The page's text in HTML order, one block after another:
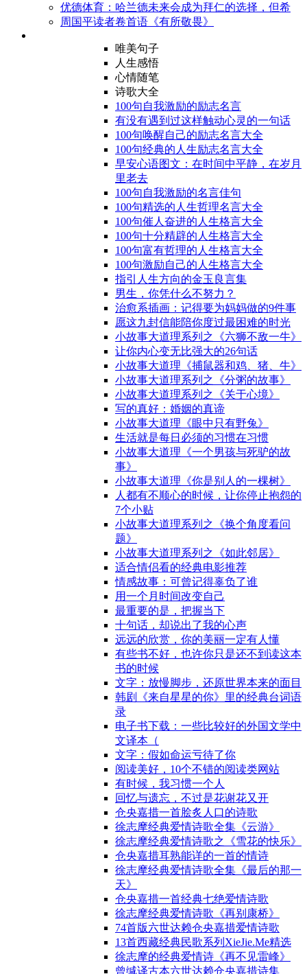
优德体育：哈兰德未来会成为拜仁的选择，但希
周国平读者卷首语《有所敬畏》
唯美句子
人生感悟
心情随笔
诗歌大全
100句自我激励的励志名言
有没有遇到过这样触动心灵的一句话
100句唤醒自己的励志名言大全
100句经典的人生励志名言大全
早安心语图文：在时间中平静，在岁月
里老去
100句自我激励的名言佳句
100句精选的人生哲理名言大全
100句催人奋进的人生格言大全
100句十分精辟的人生格言大全
100句富有哲理的人生格言大全
100句激励自己的人生格言大全
指引人生方向的金玉良言集
男生，你凭什么不努力？
治愈系插画：记得要为妈妈做的9件事
愿这九封信能陪你度过最困难的时光
小故事大道理系列之《六狮不敌一牛》
让你内心变无比强大的26句话
小故事大道理《捕鼠器和鸡、猪、牛》
小故事大道理系列之《分粥的故事》
小故事大道理系列之《关于心境》
写的真好：婚姻的真谛
小故事大道理《眼中只有野兔》
生活就是每日必须的习惯在习惯
小故事大道理《一个男孩与死驴的故
事》
小故事大道理《你是别人的一棵树》
人都有不顺心的时候，让你停止抱怨的
7个小贴
小故事大道理系列之《换个角度看问
题》
小故事大道理系列之《如此邻居》
适合情侣看的经典电影推荐
情感故事：可曾记得辜负了谁
用一个月时间改变自己
最重要的是，把握当下
十句话，却说出了我的心声
远远的欣赏，你的美丽一定有人懂
有些书不好，也许你只是还不到读这本
书的时候
文字：放慢脚步，还原世界本来的面目
韩剧《来自星星的你》里的经典台词语
录
电子书下载：一些比较好的外国文学中
文译本（
文字：假如命运亏待了你
阅读美好，10个不错的阅读类网站
有时候，我习惯一个人
回忆与遗忘，不过是花谢花又开
仓央嘉措一首脍炙人口的诗歌
徐志摩经典爱情诗歌全集《云游》
徐志摩经典爱情诗歌之《雪花的快乐》
仓央嘉措耳熟能详的一首的情诗
徐志摩经典爱情诗歌全集《最后的那一
天》
仓央嘉措一首经典七绝爱情诗歌
徐志摩经典爱情诗歌《再别康桥》
74首版六世达赖仓央嘉措爱情诗歌
13首西藏经典民歌系列XieJie.Me精选
徐志摩的经典爱情诗《再不见雷峰》
曾缄译古本六世达赖仓央嘉措诗集